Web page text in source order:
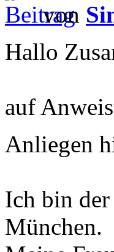
von
Hallo
auf
Anliegen
Ich bin
München.